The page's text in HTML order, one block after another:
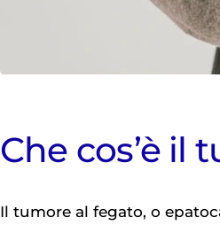
Che cos’è il
Il tumore al fegato, o